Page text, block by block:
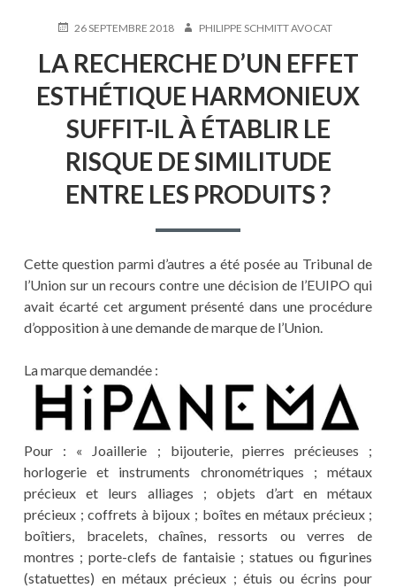
PUBLIÉ26 SEPTEMBRE 2018 AUTEURPHILIPPE SCHMITT AVOCAT
LA RECHERCHE D’UN EFFET
ESTHÉTIQUE HARMONIEUX
SUFFIT-IL À ÉTABLIR LE
RISQUE DE SIMILITUDE
ENTRE LES PRODUITS ?
Cette question parmi d’autres a été posée au Tribunal de
l’Union sur un recours contre une décision de l’EUIPO qui
avait écarté cet argument présenté dans une procédure
d’opposition à une demande de marque de l’Union.
La marque demandée :
Pour : « Joaillerie ; bijouterie, pierres précieuses ;
horlogerie et instruments chronométriques ; métaux
précieux et leurs alliages ; objets d’art en métaux
précieux ; coffrets à bijoux ; boîtes en métaux précieux ;
boîtiers, bracelets, chaînes, ressorts ou verres de
montres ; porte-clefs de fantaisie ; statues ou figurines
(statuettes) en métaux précieux ; étuis ou écrins pour